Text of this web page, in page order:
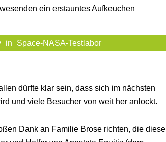
ein erstauntes Aufkeuchen
NASA-Testlabor
dürfte klar sein, dass sich im nächsten
und viele Besucher von weit her anlockt.
Dank an Familie Brose richten, die diese